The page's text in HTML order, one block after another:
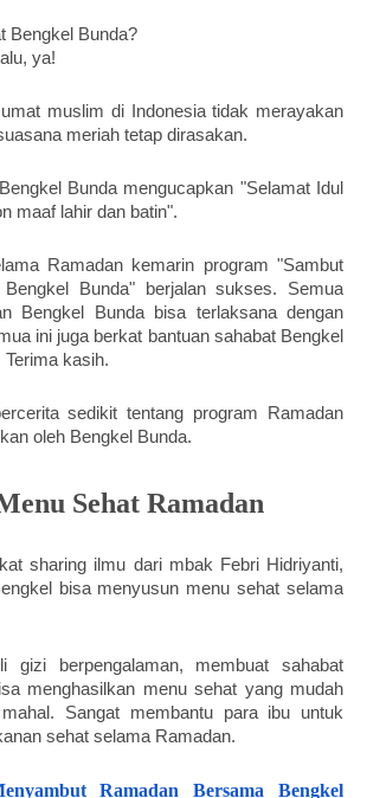
Bengkel Bunda?
ya!
muslim di Indonesia tidak merayakan
meriah tetap dirasakan.
Bunda mengucapkan "Selamat Idul
maaf lahir dan batin".
Ramadan kemarin program "Sambut
Bengkel Bunda" berjalan sukses. Semua
Bengkel Bunda bisa terlaksana dengan
ini juga berkat bantuan sahabat Bengkel
Terima kasih.
sedikit tentang program Ramadan
oleh Bengkel Bunda.
Sehat Ramadan
sharing ilmu dari mbak Febri Hidriyanti,
bisa menyusun menu sehat selama
gizi berpengalaman, membuat sahabat
menghasilkan menu sehat yang mudah
Sangat membantu para ibu untuk
sehat selama Ramadan.
Ramadan Bersama Bengkel